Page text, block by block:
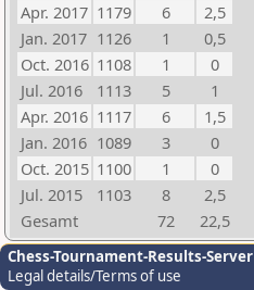
Apr. 2017 1179 6
2,5
Jan. 2017 1126 1
0,5
Oct. 2016 1108 1
0
Jul. 2016
1113 5
1
Apr. 2016 1117 6
1,5
Jan. 2016 1089 3
0
Oct. 2015 1100 1
0
Jul. 2015
1103 8
2,5
Gesamt
72 22,5
Chess-Tournament-Results-Server
Legal details/Terms of use